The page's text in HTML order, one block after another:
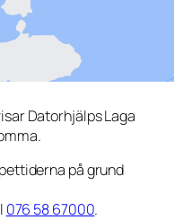
Datorhjälps Laga
på grund
076 58 67000.